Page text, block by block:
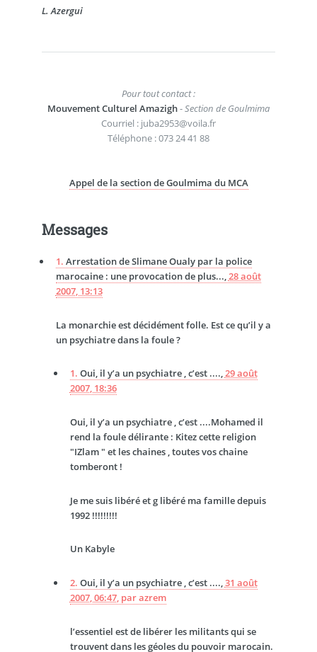
L. Azergui
Pour tout contact :
Mouvement Culturel Amazigh-Section de Goulmima
Courriel : juba2953@voila.fr
Téléphone : 073 24 41 88
Appel de la section de Goulmima du MCA
Messages
1. Arrestation de Slimane Oualy par la police
marocaine : une provocation de plus...,28 août
2007, 13:13
La monarchie est décidément folle. Est ce qu’il y a
un psychiatre dans la foule ?
1. Oui, il y’a un psychiatre , c’est ....,29 août
2007, 18:36
Oui, il y’a un psychiatre , c’est ....Mohamed il
rend la foule délirante : Kitez cette religion
"IZlam " et les chaines , toutes vos chaine
tomberont !
Je me suis libéré et g libéré ma famille depuis
1992 !!!!!!!!!
Un Kabyle
2. Oui, il y’a un psychiatre , c’est ....,31 août
2007, 06:47, parazrem
l’essentiel est de libérer les militants qui se
trouvent dans les géoles du pouvoir marocain.